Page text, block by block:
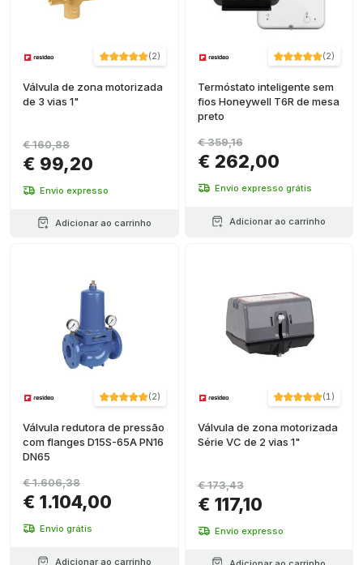
(2)
Válvula de zona motorizada
de 3 vias 1"
€ 99,20
€ 160,88
Envio expresso
Adicionar ao carrinho
(2)
Termóstato inteligente sem
fios Honeywell T6R de mesa
preto
€ 262,00
€ 359,16
Envio expresso grátis
Adicionar ao carrinho
(2)
Válvula redutora de pressão
com flanges D15S-65A PN16
DN65
€ 1.104,00
€ 1.606,38
Envio grátis
Adicionar ao carrinho
(1)
Válvula de zona motorizada
Série VC de 2 vias 1"
€ 117,10
€ 173,43
Envio expresso